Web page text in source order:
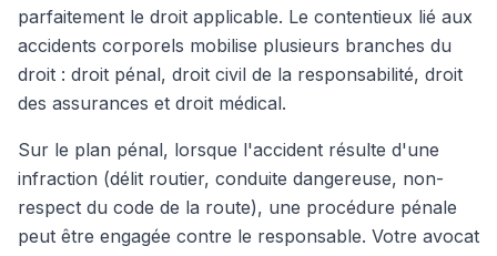
parfaitement le droit applicable. Le contentieux lié aux
accidents corporels mobilise plusieurs branches du
droit : droit pénal, droit civil de la responsabilité, droit
des assurances et droit médical.
Sur le plan pénal, lorsque l'accident résulte d'une
infraction (délit routier, conduite dangereuse, non-
respect du code de la route), une procédure pénale
peut être engagée contre le responsable. Votre avocat